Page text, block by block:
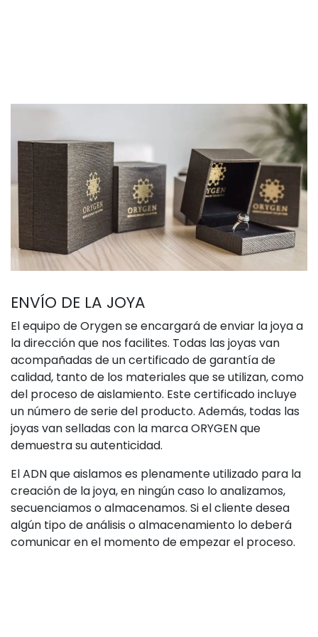
ENVÍO DE LA JOYA
El equipo de Orygen se encargará de enviar la joya a
la dirección que nos facilites. Todas las joyas van
acompañadas de un certificado de garantía de
calidad, tanto de los materiales que se utilizan, como
del proceso de aislamiento. Este certificado incluye
un número de serie del producto. Además, todas las
joyas van selladas con la marca ORYGEN que
demuestra su autenticidad.
El ADN que aislamos es plenamente utilizado para la
creación de la joya, en ningún caso lo analizamos,
secuenciamos o almacenamos. Si el cliente desea
algún tipo de análisis o almacenamiento lo deberá
comunicar en el momento de empezar el proceso.